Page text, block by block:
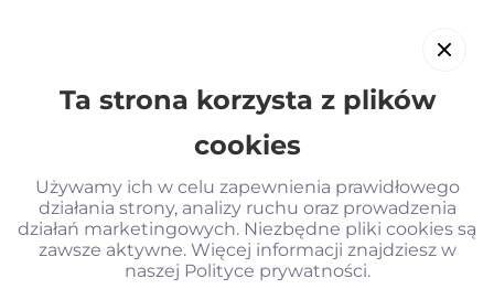
Ta strona korzysta z plików
cookies
Używamy ich w celu zapewnienia prawidłowego
działania strony, analizy ruchu oraz prowadzenia
działań marketingowych. Niezbędne pliki cookies są
zawsze aktywne. Więcej informacji znajdziesz w
naszej Polityce prywatności.
Wróć
Kilogram Sushi › Pieczone rolki › Królewski Pieczony